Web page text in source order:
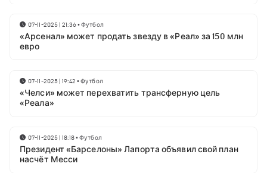
07-11-2025 | 21:36•Футбол
«Арсенал» может продать звезду в «Реал» за 150 млн
евро
07-11-2025 | 19:42 •Футбол
«Челси» может перехватить трансферную цель
«Реала»
07-11-2025 | 18:18•Футбол
Президент «Барселоны» Лапорта объявил свой план
насчёт Месси